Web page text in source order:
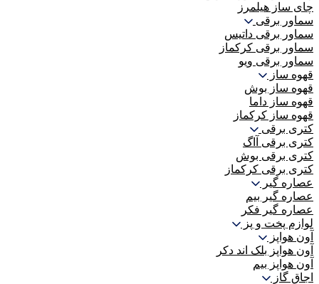
چای ساز هیلمرز
سماور برقی
سماور برقی داتیس
سماور برقی کرکماز
سماور برقی ویو
قهوه ساز
قهوه ساز بوش
قهوه ساز داما
قهوه ساز کرکماز
کتری برقی
کتری برقی آاگ
کتری برقی بوش
کتری برقی کرکماز
عصاره گیر
عصاره گیر بیم
عصاره گیر فکر
لوازم پخت و پز
آون هواپز
آون هواپز بلک اند دکر
آون هواپز بیم
اجاق گاز